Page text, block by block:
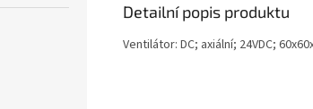
Detailní popis produktu
Ventilátor: DC; axiální; 24VDC;